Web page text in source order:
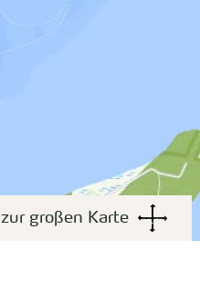
zur großen Karte